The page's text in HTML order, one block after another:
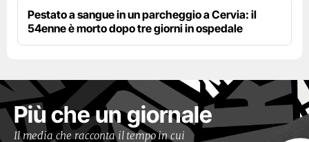
Pestato a sangue in un parcheggio a Cervia: il
54enne è morto dopo tre giorni in ospedale
Più che un giornale
Il media che racconta il tempo in cui